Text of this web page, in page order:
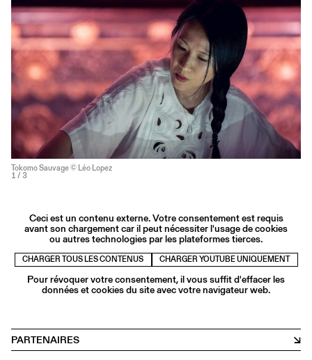
Tokomo Sauvage © Léo Lopez
1 / 3
Ceci est un contenu externe. Votre consentement est requis
avant son chargement car il peut nécessiter l'usage de cookies
ou autres technologies par les plateformes tierces.
CHARGER TOUS LES CONTENUS CHARGER YOUTUBE UNIQUEMENT
Pour révoquer votre consentement, il vous suffit d'effacer les
données et cookies du site avec votre navigateur web.
PARTENAIRES